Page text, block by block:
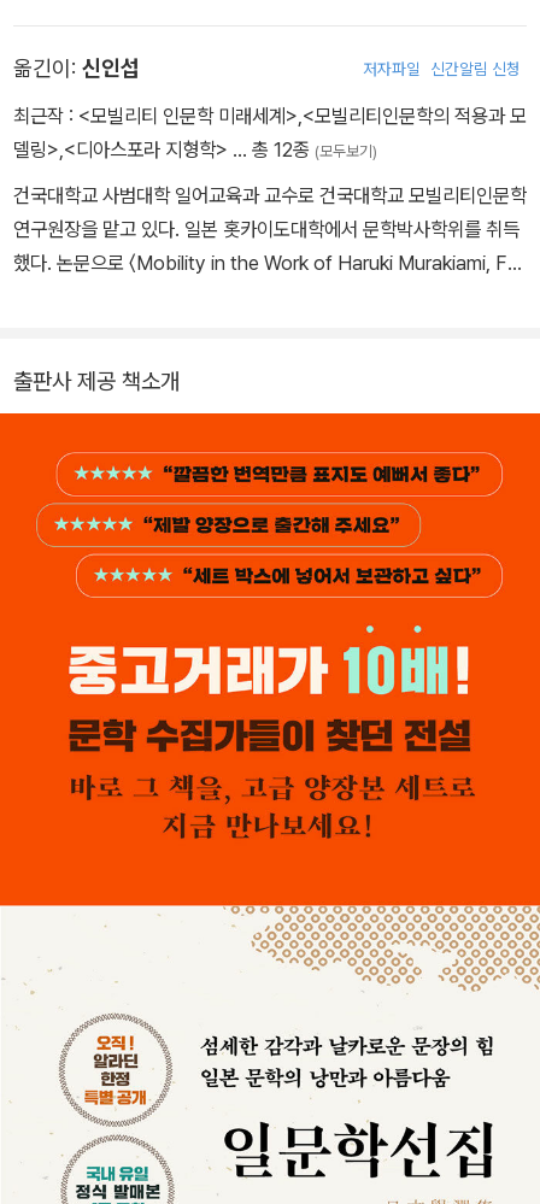
양국 민족주의 비판을 강하게, 권력화되는 중이던 ‘진보’ 비판을 소심
하게 드러낸 책이었다. 『화해를 위해서』에서 시도한 말걸기는 한국에
서는 실패, 8년 후 다시 『제국의 위안부―식민지지배와 기억의 투쟁』
을 집필하게 된다. 언론의 호의적인 반응에 안도했으나 이후 일본어
판 출간과 위안부 할머니들과의 교류에 대한 지원단체의 경계로 인한
고소고발사태가 벌어지고, 이후 11년에 걸친 재판 기간 동안 사방에
서 날아오는 ‘화살’을 맞게 되지만, 함께 화살을 맞고 막아준 이들이
있어 법정의 굴레를 벗게 된다. 그 기간 동안 예정에 없었던 여러 권의
파리, 2018), 『일본군 위안부, 또 하나의 목소리』(뿌리와이파리, 20
한 일본어판 책 『귀환문학론 서설―새로운 탈식민지화로』(2016),
같은 시기에 일본에서 조선인과 결혼해 조선으로 돌아온 ‘일본인
처’에 대한 일본어 논문을 썼다. 문학과 역사와 사상 ‘사이’를 배회하
다 보이는 것들을 공유하고자 하는 자신의 작업이 제국주의와 냉전이
바다가 가까운 곳에서 바다를 바라보며 지냈다. 민사재판이 종료된 2
작품들에 관심을 갖게 됐다. 연구 논문으로는 ＜황순원과 미시마 유
키오 비교 연구＞ ＜다니자키 준이치로 작품 연구＞ ＜미시마 유키
도 슈사쿠 비교 연구＞ ＜미시마 유키오와 오에 겐자부로 비교 연구
＞ ＜나쓰메 소세키 작품 연구＞ ＜다자이 오사무와 미시마 유키오
비교 연구＞ 등이 있다. 번역 작품으로는 ≪금각사≫ ≪인간실격≫ ≪
포로기≫ ≪산시로≫ ≪노르웨이의 숲≫ ≪고목탄≫ 등이 있다.
교 일본어과 교수로 재직 중이다. 주된 연구 분야는 일본 고전 시가 문
학, 일본 문학 교육이고 그중에서도 와카가 주된 대상이다. ＜교고쿠
파 와카의 고찰＞, ＜동영상으로 가르치는 일본 고전 시가 문학＞, ＜
로는 ≪일본 시가 문학사≫(공저, 태학사, 2004), ≪햐쿠닌잇슈의 작
품 세계≫(공저, 제이앤씨, 2011) 외 다수가 있고 역서로 ≪습유와카
집≫(공역, 지식을만드는지식, 2018), ≪후습유와카집≫(공역, 지식
옮긴이: 신인섭 저자파일 신간알림 신청
최근작 : <모빌리티 인문학 미래세계>,<모빌리티인문학의 적용과 모
델링>,<디아스포라 지형학> … 총 12종 (모두보기)
건국대학교 사범대학 일어교육과 교수로 건국대학교 모빌리티인문학
연구원장을 맡고 있다. 일본 홋카이도대학에서 문학박사학위를 취득
했다. 논문으로 〈Mobility in the Work of Haruki Murakiami, Fo
설론》 등이 있다.
출판사 제공 책소개